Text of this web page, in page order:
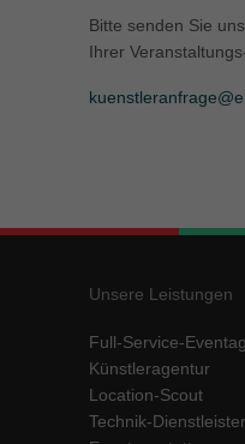
Bitte senden Sie
Ihrer
Unsere Leistungen
Full-Service-
Künstleragentur
Location-Scout
Technik-Dienstleister